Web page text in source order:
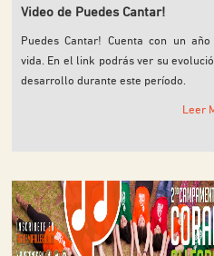
Video de Puedes Cantar!
Puedes Cantar! Cuenta con un
vida. En el link podrás ver su
desarrollo durante este período.
Leer